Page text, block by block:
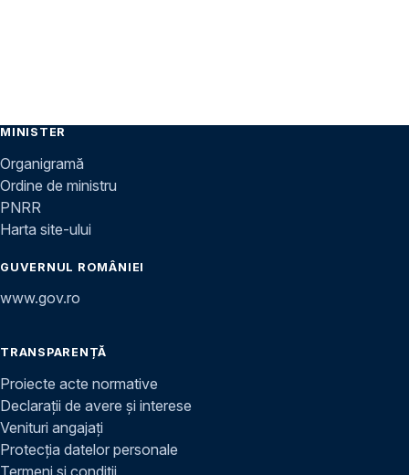
MINISTER
Organigramă
Ordine de ministru
PNRR
Harta site-ului
GUVERNUL ROMÂNIEI
www.gov.ro
TRANSPARENȚĂ
Proiecte acte normative
Declarații de avere și interese
Venituri angajați
Protecția datelor personale
Termeni și condiții